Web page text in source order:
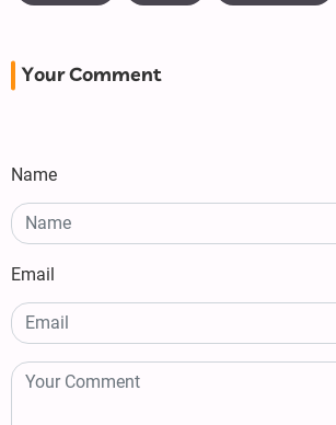
Your Comment
Name
Email